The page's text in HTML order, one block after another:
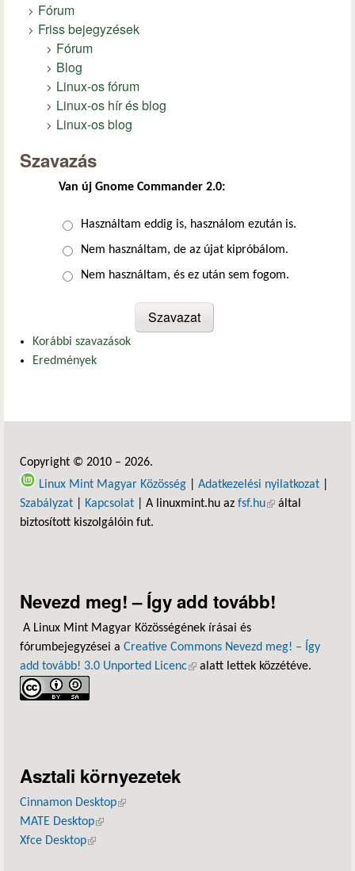
Fórum
Friss bejegyzések
Fórum
Blog
Linux-os fórum
Linux-os hír és blog
Linux-os blog
Szavazás
Van új Gnome Commander 2.0:
Választások
Használtam eddig is, használom ezután is.
Nem használtam, de az újat kipróbálom.
Nem használtam, és ez után sem fogom.
Korábbi szavazások
Eredmények
Copyright © 2010 – 2026.
Linux Mint Magyar Közösség
Adatkezelési nyilatkozat
Szabályzat
Kapcsolat | A linuxmint.hu az fsf.hu(külső hivatkozás)
által
biztosított kiszolgálóin fut.
Nevezd meg! – Így add tovább!
A Linux Mint Magyar Közösségének írásai és
fórumbejegyzései a Creative Commons Nevezd meg! – Így
add tovább! 3.0 Unported Licenc(külső hivatkozás)
alatt lettek közzétéve.
Asztali környezetek
Cinnamon Desktop(külső hivatkozás)
MATE Desktop(külső hivatkozás)
Xfce Desktop(külső hivatkozás)